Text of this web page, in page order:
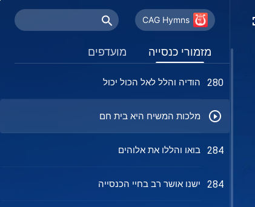
CAG Hymns
מזמורי כנסייה מועדפים
276 בר האנוש הופיע
277
הימים
280 הודיה והלל לאל הכול יכול
מלכות המשיח היא בית חם
284 בואו והללו את אלוהים
284 ישנו אושר רב בחיי הכנסייה